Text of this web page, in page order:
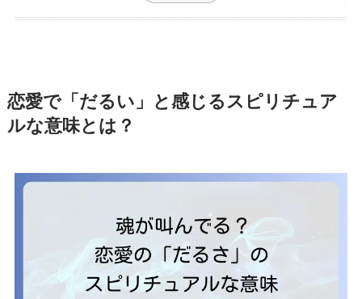
恋愛で「だるい」と感じるスピリチュア
ルな意味とは？